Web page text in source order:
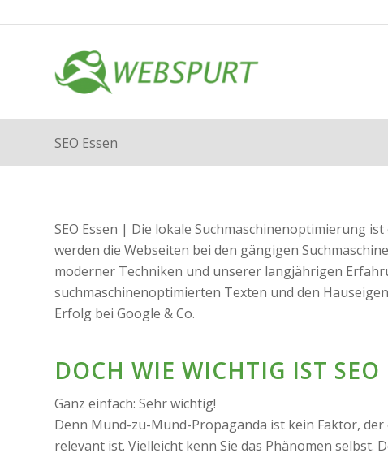
SEO Essen
SEO Essen | Die lokale Suchmaschinenoptimierung
werden die Webseiten bei den gängigen
moderner Techniken und unserer langjährigen
suchmaschinenoptimierten Texten und den
Erfolg bei Google & Co.
DOCH WIE WICHTIG IST
Ganz einfach: Sehr wichtig!
Denn Mund-zu-Mund-Propaganda ist kein Faktor, der
relevant ist. Vielleicht kenn Sie das Phänomen selbst.